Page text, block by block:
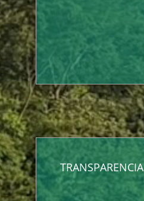
TRANSPARENCIA